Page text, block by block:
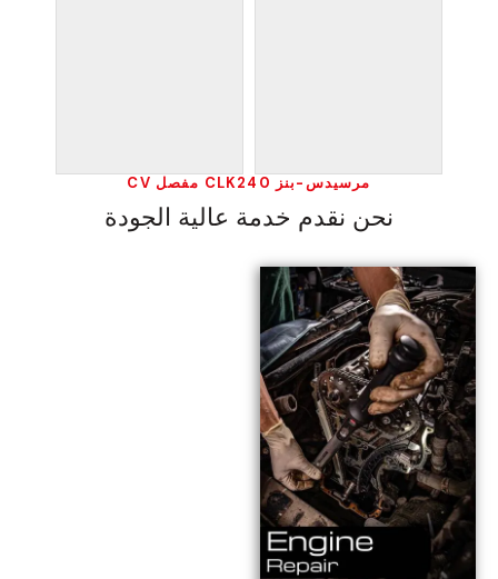
مرسيدس-بنز CLK240 مفصل CV
نحن نقدم خدمة عالية الجودة